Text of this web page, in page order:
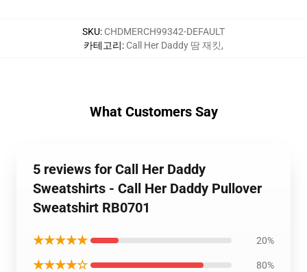
SKU: CHDMERCH99342-DEFAULT
카테고리: Call Her Daddy 땀 재킷,
What Customers Say
5 reviews for Call Her Daddy
Sweatshirts - Call Her Daddy Pullover
Sweatshirt RB0701
★★★★★ 20%
★★★★☆ 80%